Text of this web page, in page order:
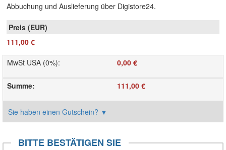
Abbuchung und Auslieferung über Digistore24.
111,00 €
MwSt USA (0%): 0,00 €
Summe: 111,00 €
Sie haben einen Gutschein? ▼
BITTE BESTÄTIGEN SIE